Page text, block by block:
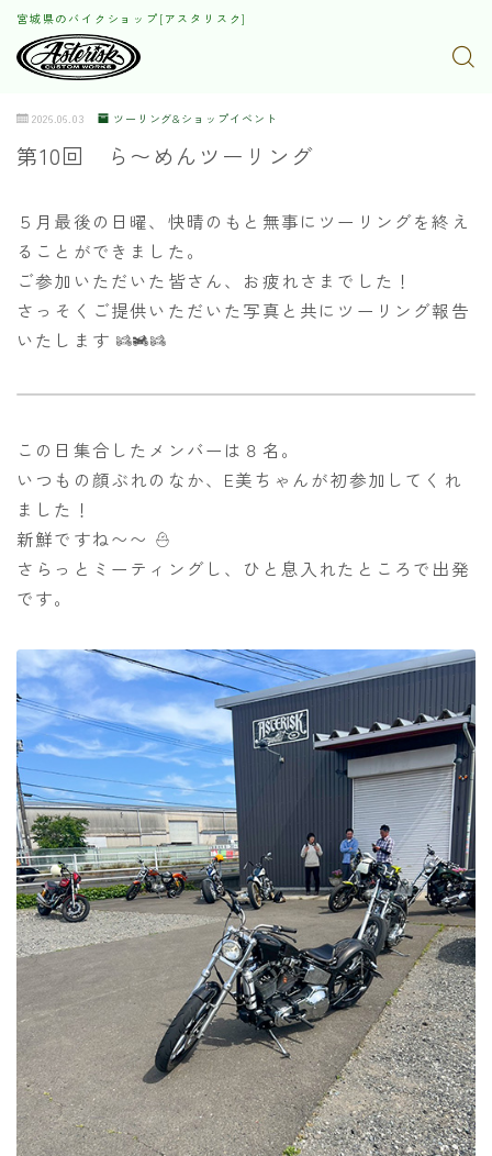
宮城県のバイクショップ[アスタリスク]
2026.06.03 ツーリング&ショップイベント
第10回 ら〜めんツーリング
５月最後の日曜、快晴のもと無事にツーリングを終え
ることができました。
ご参加いただいた皆さん、お疲れさまでした！
さっそくご提供いただいた写真と共にツーリング報告
いたします
この日集合したメンバーは８名。
いつもの顔ぶれのなか、E美ちゃんが初参加してくれ
ました！
新鮮ですね〜〜
さらっとミーティングし、ひと息入れたところで出発
です。